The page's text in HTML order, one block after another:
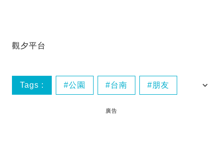
觀夕平台
Tags : 公園 台南 朋友
廣告